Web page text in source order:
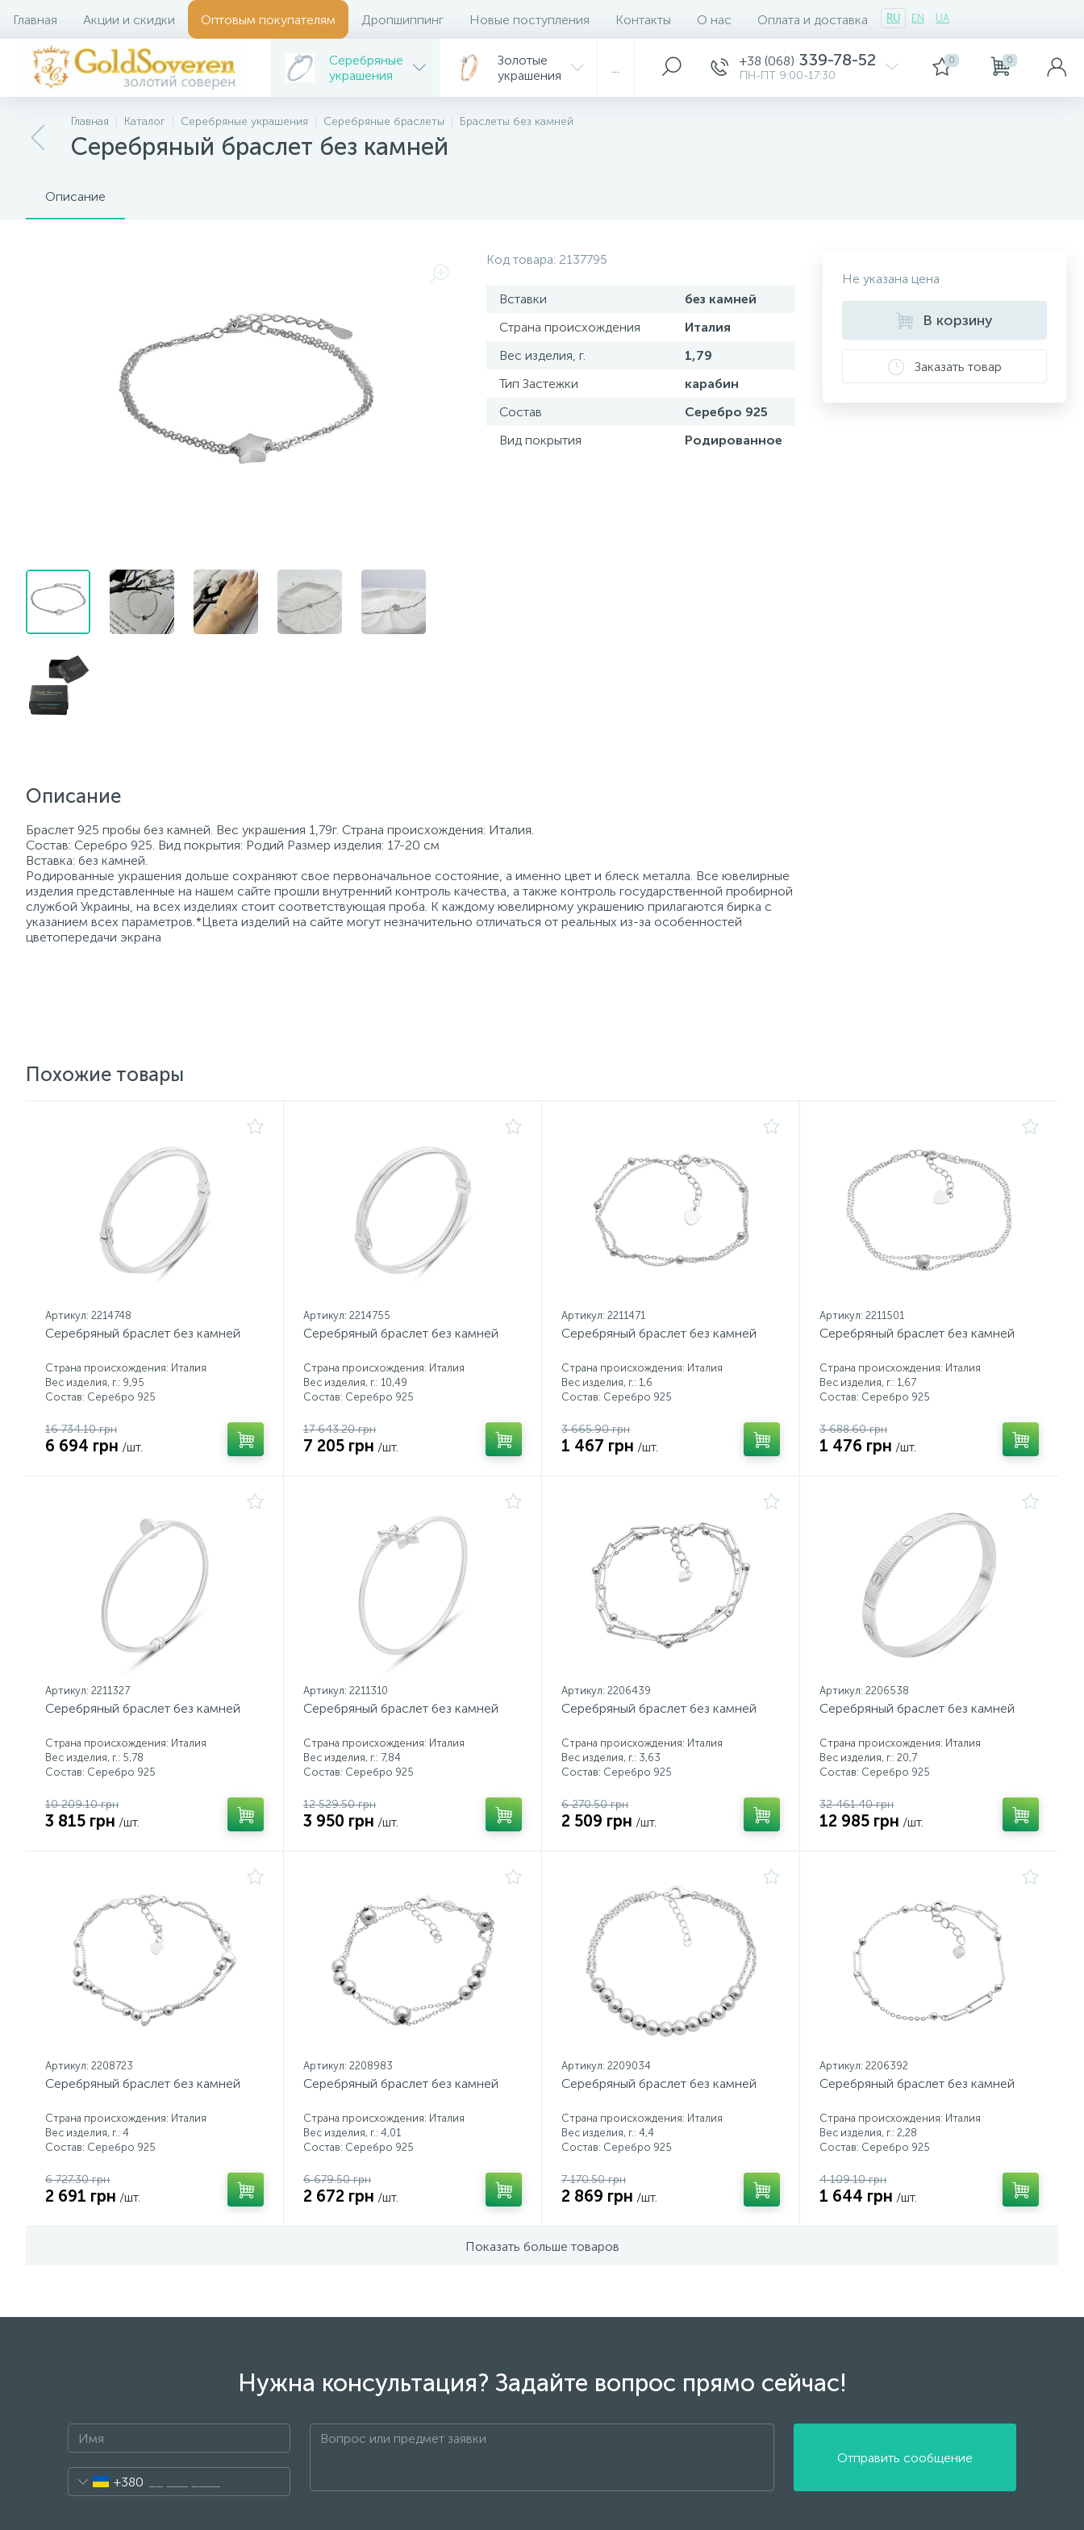
Главная Акции и скидки Оптовым покупателям Дропшиппинг Новые поступления Контакты О нас Оплата и доставка RU EN UA
Серебряные
украшения
Золотые
украшения
+38 (068) 339-78-52
ПН-ПТ 9:00-17:30
0 0
Главная Каталог Серебряные украшения Серебряные браслеты Браслеты без камней
Серебряный браслет без камней
Описание
Код товара: 2137795
Вставки
без камней
Страна происхождения
Италия
Вес изделия, г.
1,79
Тип Застежки
карабин
Состав
Серебро 925
Вид покрытия
Родированное
Описание
Браслет 925 пробы без камней. Вес украшения 1,79г. Страна происхождения: Италия.
Состав: Серебро 925. Вид покрытия: Родий Размер изделия: 17-20 см
Вставка: без камней.
Родированные украшения дольше сохраняют свое первоначальное состояние, а именно цвет и блеск металла. Все ювелирные
изделия представленные на нашем сайте прошли внутренний контроль качества, а также контроль государственной пробирной
службой Украины, на всех изделиях стоит соответствующая проба. К каждому ювелирному украшению прилагаются бирка с
указанием всех параметров.*Цвета изделий на сайте могут незначительно отличаться от реальных из-за особенностей
цветопередачи экрана
Не указана цена
В корзину
Заказать товар
Похожие товары
Артикул: 2214748
Серебряный браслет без камней
Страна происхождения: Италия
Вес изделия, г.: 9,95
Состав: Серебро 925
16 734.10 грн
6 694 грн /шт.
Артикул: 2214755
Серебряный браслет без камней
Страна происхождения: Италия
Вес изделия, г.: 10,49
Состав: Серебро 925
17 643.20 грн
7 205 грн /шт.
Артикул: 2211471
Серебряный браслет без камней
Страна происхождения: Италия
Вес изделия, г.: 1,6
Состав: Серебро 925
3 665.90 грн
1 467 грн /шт.
Артикул: 2211501
Серебряный браслет без камней
Страна происхождения: Италия
Вес изделия, г.: 1,67
Состав: Серебро 925
3 688.60 грн
1 476 грн /шт.
Артикул: 2211327
Серебряный браслет без камней
Страна происхождения: Италия
Вес изделия, г.: 5,78
Состав: Серебро 925
10 209.10 грн
3 815 грн /шт.
Артикул: 2211310
Серебряный браслет без камней
Страна происхождения: Италия
Вес изделия, г.: 7,84
Состав: Серебро 925
12 529.50 грн
3 950 грн /шт.
Артикул: 2206439
Серебряный браслет без камней
Страна происхождения: Италия
Вес изделия, г.: 3,63
Состав: Серебро 925
6 270.50 грн
2 509 грн /шт.
Артикул: 2206538
Серебряный браслет без камней
Страна происхождения: Италия
Вес изделия, г.: 20,7
Состав: Серебро 925
32 461.40 грн
12 985 грн /шт.
Артикул: 2208723
Серебряный браслет без камней
Страна происхождения: Италия
Вес изделия, г.: 4
Состав: Серебро 925
6 727.30 грн
2 691 грн /шт.
Артикул: 2208983
Серебряный браслет без камней
Страна происхождения: Италия
Вес изделия, г.: 4,01
Состав: Серебро 925
6 679.50 грн
2 672 грн /шт.
Артикул: 2209034
Серебряный браслет без камней
Страна происхождения: Италия
Вес изделия, г.: 4,4
Состав: Серебро 925
7 170.50 грн
2 869 грн /шт.
Артикул: 2206392
Серебряный браслет без камней
Страна происхождения: Италия
Вес изделия, г.: 2,28
Состав: Серебро 925
4 109.10 грн
1 644 грн /шт.
Показать больше товаров
Нужна консультация? Задайте вопрос прямо сейчас!
+380
Отправить сообщение